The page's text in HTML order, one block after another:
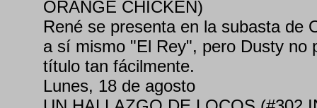
ORANGE CHICKEN)
René se presenta en la subasta de
a sí mismo "El Rey", pero Dusty no
título tan fácilmente.
Lunes, 18 de agosto